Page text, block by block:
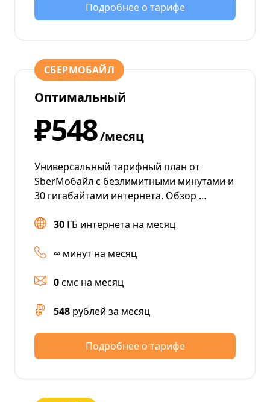
Подробнее о тарифе
СБЕРМОБАЙЛ
Оптимальный
₽548/месяц
Универсальный тарифный план от
SberМобайл с безлимитными минутами и
30 гигабайтами интернета. Обзор …
30 ГБ интернета на месяц
∞ минут на месяц
0смс на месяц
548 рублей за месяц
Подробнее о тарифе